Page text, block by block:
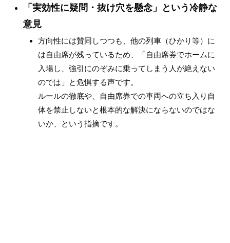
「実効性に疑問・抜け穴を懸念」という冷静な
意見
方向性には賛同しつつも、他の列車（ひかり等）に
は自由席が残っているため、「自由席券でホームに
入場し、強引にのぞみに乗ってしまう人が絶えない
のでは」と危惧する声です。
ルールの徹底や、自由席券での車両への立ち入り自
体を禁止しないと根本的な解決にならないのではな
いか、という指摘です。